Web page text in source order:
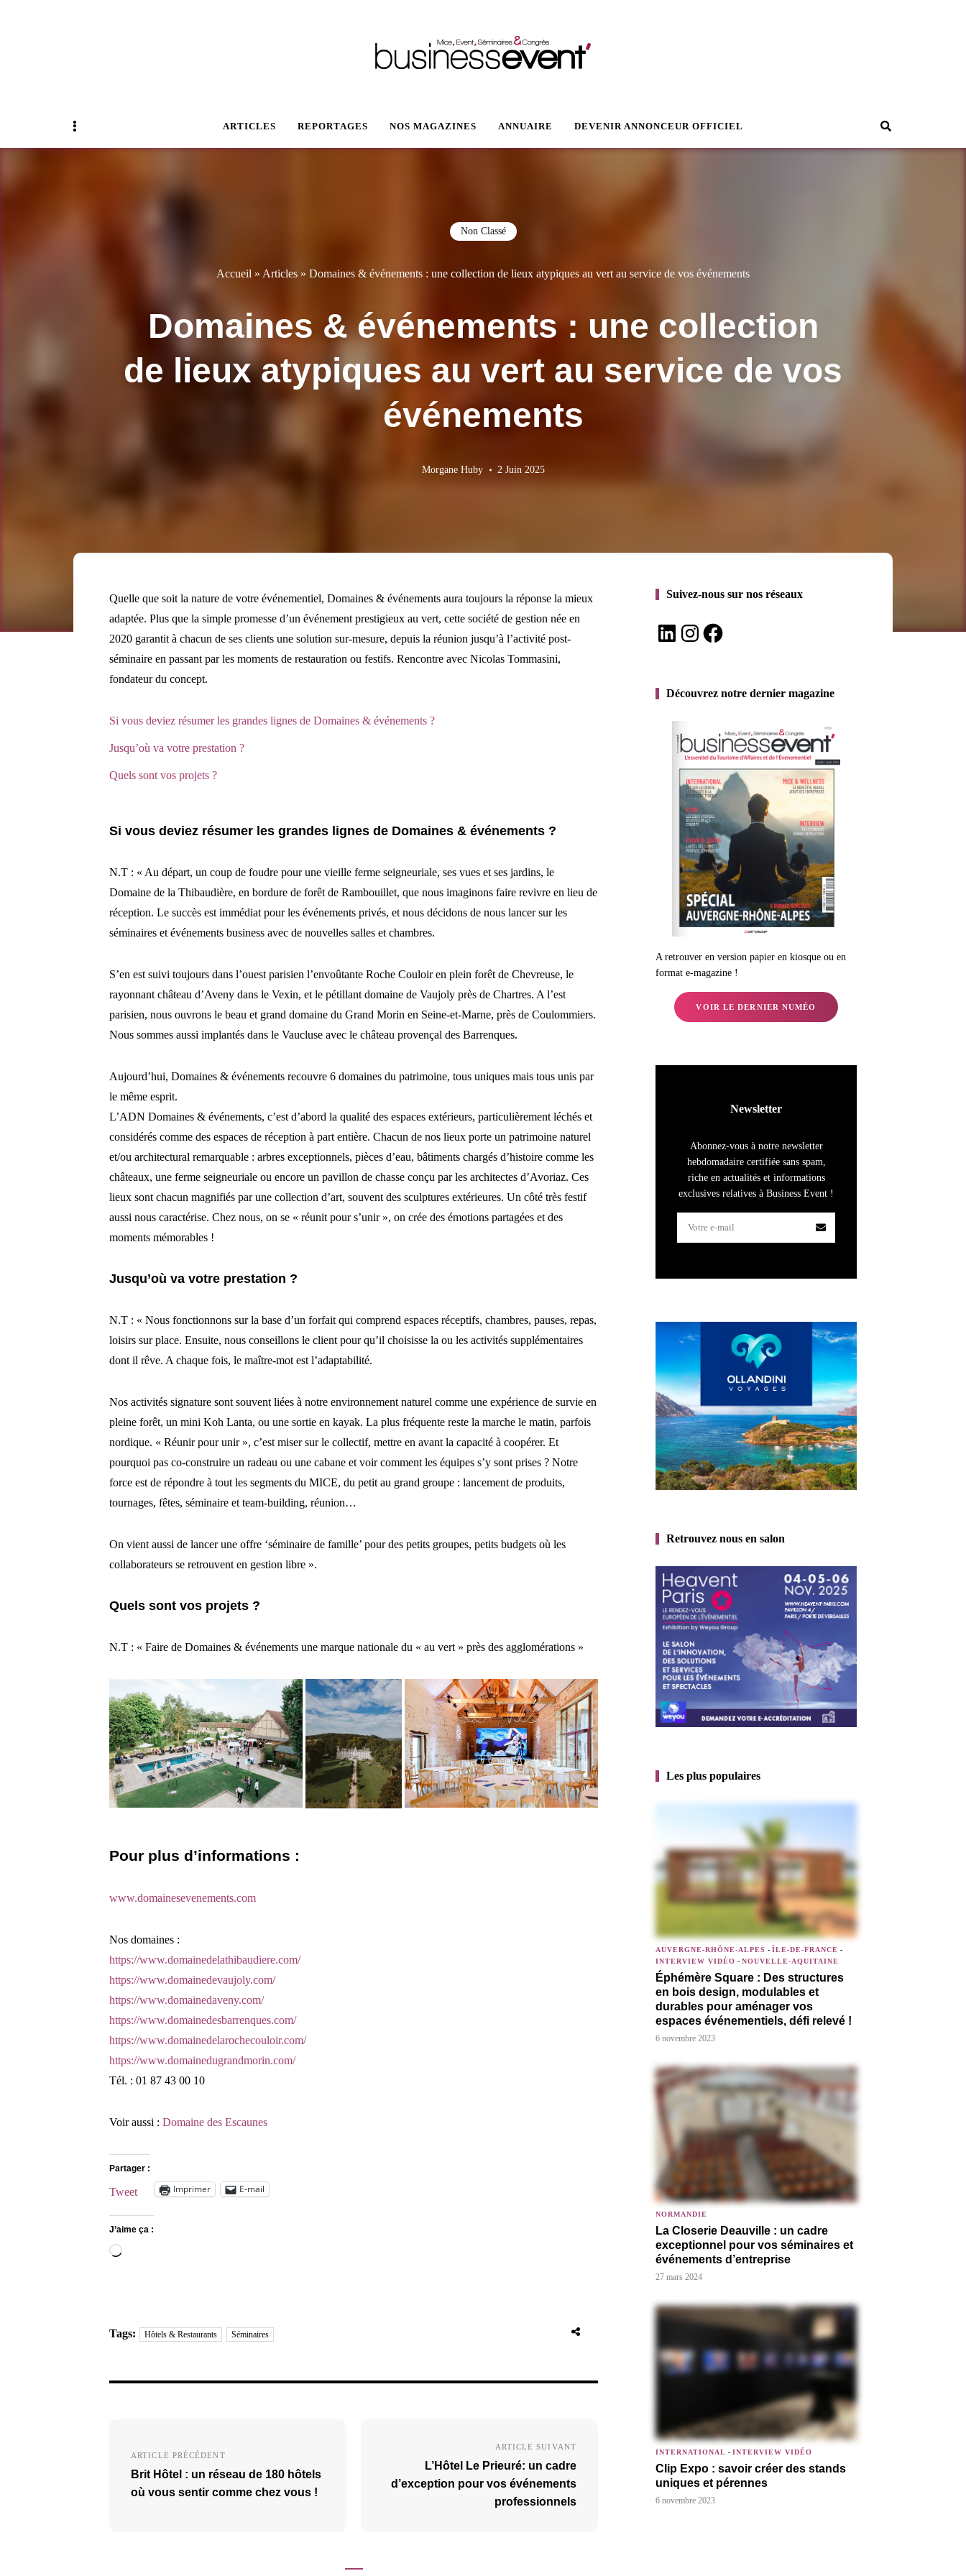
ARTICLES REPORTAGES NOS MAGAZINES ANNUAIRE DEVENIR ANNONCEUR OFFICIEL
Sidebar Recherche
Non Classé
Accueil » Articles » Domaines & événements : une collection de lieux atypiques au vert au service de vos événements
Domaines & événements : une collection
de lieux atypiques au vert au service de vos
événements
Morgane Huby 2 Juin 2025
Quelle que soit la nature de votre événementiel, Domaines & événements aura toujours la réponse la mieux
adaptée. Plus que la simple promesse d’un événement prestigieux au vert, cette société de gestion née en
2020 garantit à chacun de ses clients une solution sur-mesure, depuis la réunion jusqu’à l’activité post-
séminaire en passant par les moments de restauration ou festifs. Rencontre avec Nicolas Tommasini,
fondateur du concept.
Si vous deviez résumer les grandes lignes de Domaines & événements ?
Jusqu’où va votre prestation ?
Quels sont vos projets ?
Si vous deviez résumer les grandes lignes de Domaines & événements ?
N.T : « Au départ, un coup de foudre pour une vieille ferme seigneuriale, ses vues et ses jardins, le
Domaine de la Thibaudière, en bordure de forêt de Rambouillet, que nous imaginons faire revivre en lieu de
réception. Le succès est immédiat pour les événements privés, et nous décidons de nous lancer sur les
séminaires et événements business avec de nouvelles salles et chambres.
S’en est suivi toujours dans l’ouest parisien l’envoûtante Roche Couloir en plein forêt de Chevreuse, le
rayonnant château d’Aveny dans le Vexin, et le pétillant domaine de Vaujoly près de Chartres. A l’est
parisien, nous ouvrons le beau et grand domaine du Grand Morin en Seine-et-Marne, près de Coulommiers.
Nous sommes aussi implantés dans le Vaucluse avec le château provençal des Barrenques.
Aujourd’hui, Domaines & événements recouvre 6 domaines du patrimoine, tous uniques mais tous unis par
le même esprit.
L’ADN Domaines & événements, c’est d’abord la qualité des espaces extérieurs, particulièrement léchés et
considérés comme des espaces de réception à part entière. Chacun de nos lieux porte un patrimoine naturel
et/ou architectural remarquable : arbres exceptionnels, pièces d’eau, bâtiments chargés d’histoire comme les
châteaux, une ferme seigneuriale ou encore un pavillon de chasse conçu par les architectes d’Avoriaz. Ces
lieux sont chacun magnifiés par une collection d’art, souvent des sculptures extérieures. Un côté très festif
aussi nous caractérise. Chez nous, on se « réunit pour s’unir », on crée des émotions partagées et des
moments mémorables !
Jusqu’où va votre prestation ?
N.T : « Nous fonctionnons sur la base d’un forfait qui comprend espaces réceptifs, chambres, pauses, repas,
loisirs sur place. Ensuite, nous conseillons le client pour qu’il choisisse la ou les activités supplémentaires
dont il rêve. A chaque fois, le maître-mot est l’adaptabilité.
Nos activités signature sont souvent liées à notre environnement naturel comme une expérience de survie en
pleine forêt, un mini Koh Lanta, ou une sortie en kayak. La plus fréquente reste la marche le matin, parfois
nordique. « Réunir pour unir », c’est miser sur le collectif, mettre en avant la capacité à coopérer. Et
pourquoi pas co-construire un radeau ou une cabane et voir comment les équipes s’y sont prises ? Notre
force est de répondre à tout les segments du MICE, du petit au grand groupe : lancement de produits,
tournages, fêtes, séminaire et team-building, réunion…
On vient aussi de lancer une offre ‘séminaire de famille’ pour des petits groupes, petits budgets où les
collaborateurs se retrouvent en gestion libre ».
Quels sont vos projets ?
N.T : « Faire de Domaines & événements une marque nationale du « au vert » près des agglomérations »
Pour plus d’informations :
www.domainesevenements.com
Nos domaines :
https://www.domainedelathibaudiere.com/
https://www.domainedevaujoly.com/
https://www.domainedaveny.com/
https://www.domainedesbarrenques.com/
https://www.domainedelarochecouloir.com/
https://www.domainedugrandmorin.com/
Tél. : 01 87 43 00 10
Voir aussi : Domaine des Escaunes
Partager :
Tweet Imprimer E-mail
J’aime ça :
Chargement…
Tags: Hôtels & Restaurants Séminaires
l’article
ARTICLE PRÉCÉDENT
Brit Hôtel : un réseau de 180 hôtels
où vous sentir comme chez vous !
ARTICLE SUIVANT
L’Hôtel Le Prieuré: un cadre
d’exception pour vos événements
professionnels
Suivez-nous sur nos réseaux
LinkedInInstagramFacebook
Découvrez notre dernier magazine
A retrouver en version papier en kiosque ou en
format e-magazine !
VOIR LE DERNIER NUMÉO
Newsletter
Abonnez-vous à notre newsletter
hebdomadaire certifiée sans spam,
riche en actualités et informations
exclusives relatives à Business Event !
Retrouvez nous en salon
Les plus populaires
AUVERGNE-RHÔNE-ALPES - ÎLE-DE-FRANCE -
INTERVIEW VIDÉO - NOUVELLE-AQUITAINE
Éphémère Square : Des structures
en bois design, modulables et
durables pour aménager vos
espaces événementiels, défi relevé !
6 novembre 2023
NORMANDIE
La Closerie Deauville : un cadre
exceptionnel pour vos séminaires et
événements d’entreprise
27 mars 2024
INTERNATIONAL - INTERVIEW VIDÉO
Clip Expo : savoir créer des stands
uniques et pérennes
6 novembre 2023